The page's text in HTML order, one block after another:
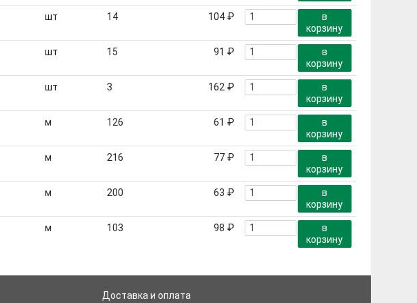
шт 14 104 ₽
в
корзину
шт 15 91 ₽
в
корзину
шт 3 162 ₽
в
корзину
м 126 61 ₽
в
корзину
м 216 77 ₽
в
корзину
м 200 63 ₽
в
корзину
м 103 98 ₽
в
корзину
Доставка и оплата